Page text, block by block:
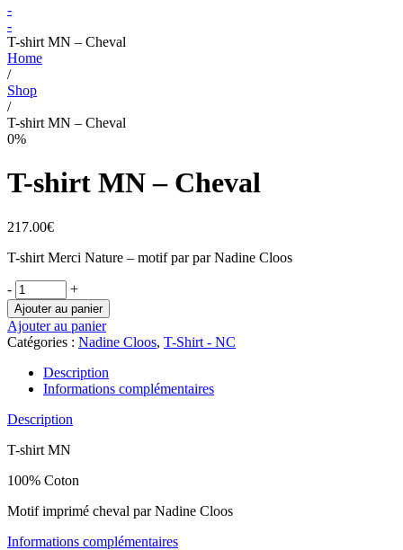
-
-
T-shirt MN – Cheval
Home
/
Shop
/
T-shirt MN – Cheval
0%
T-shirt MN – Cheval
217.00€
T-shirt Merci Nature – motif par par Nadine Cloos
- +
Ajouter au panier
Ajouter au panier
Catégories : Nadine Cloos, T-Shirt - NC
Description
Informations complémentaires
Description
T-shirt MN
100% Coton
Motif imprimé cheval par Nadine Cloos
Informations complémentaires